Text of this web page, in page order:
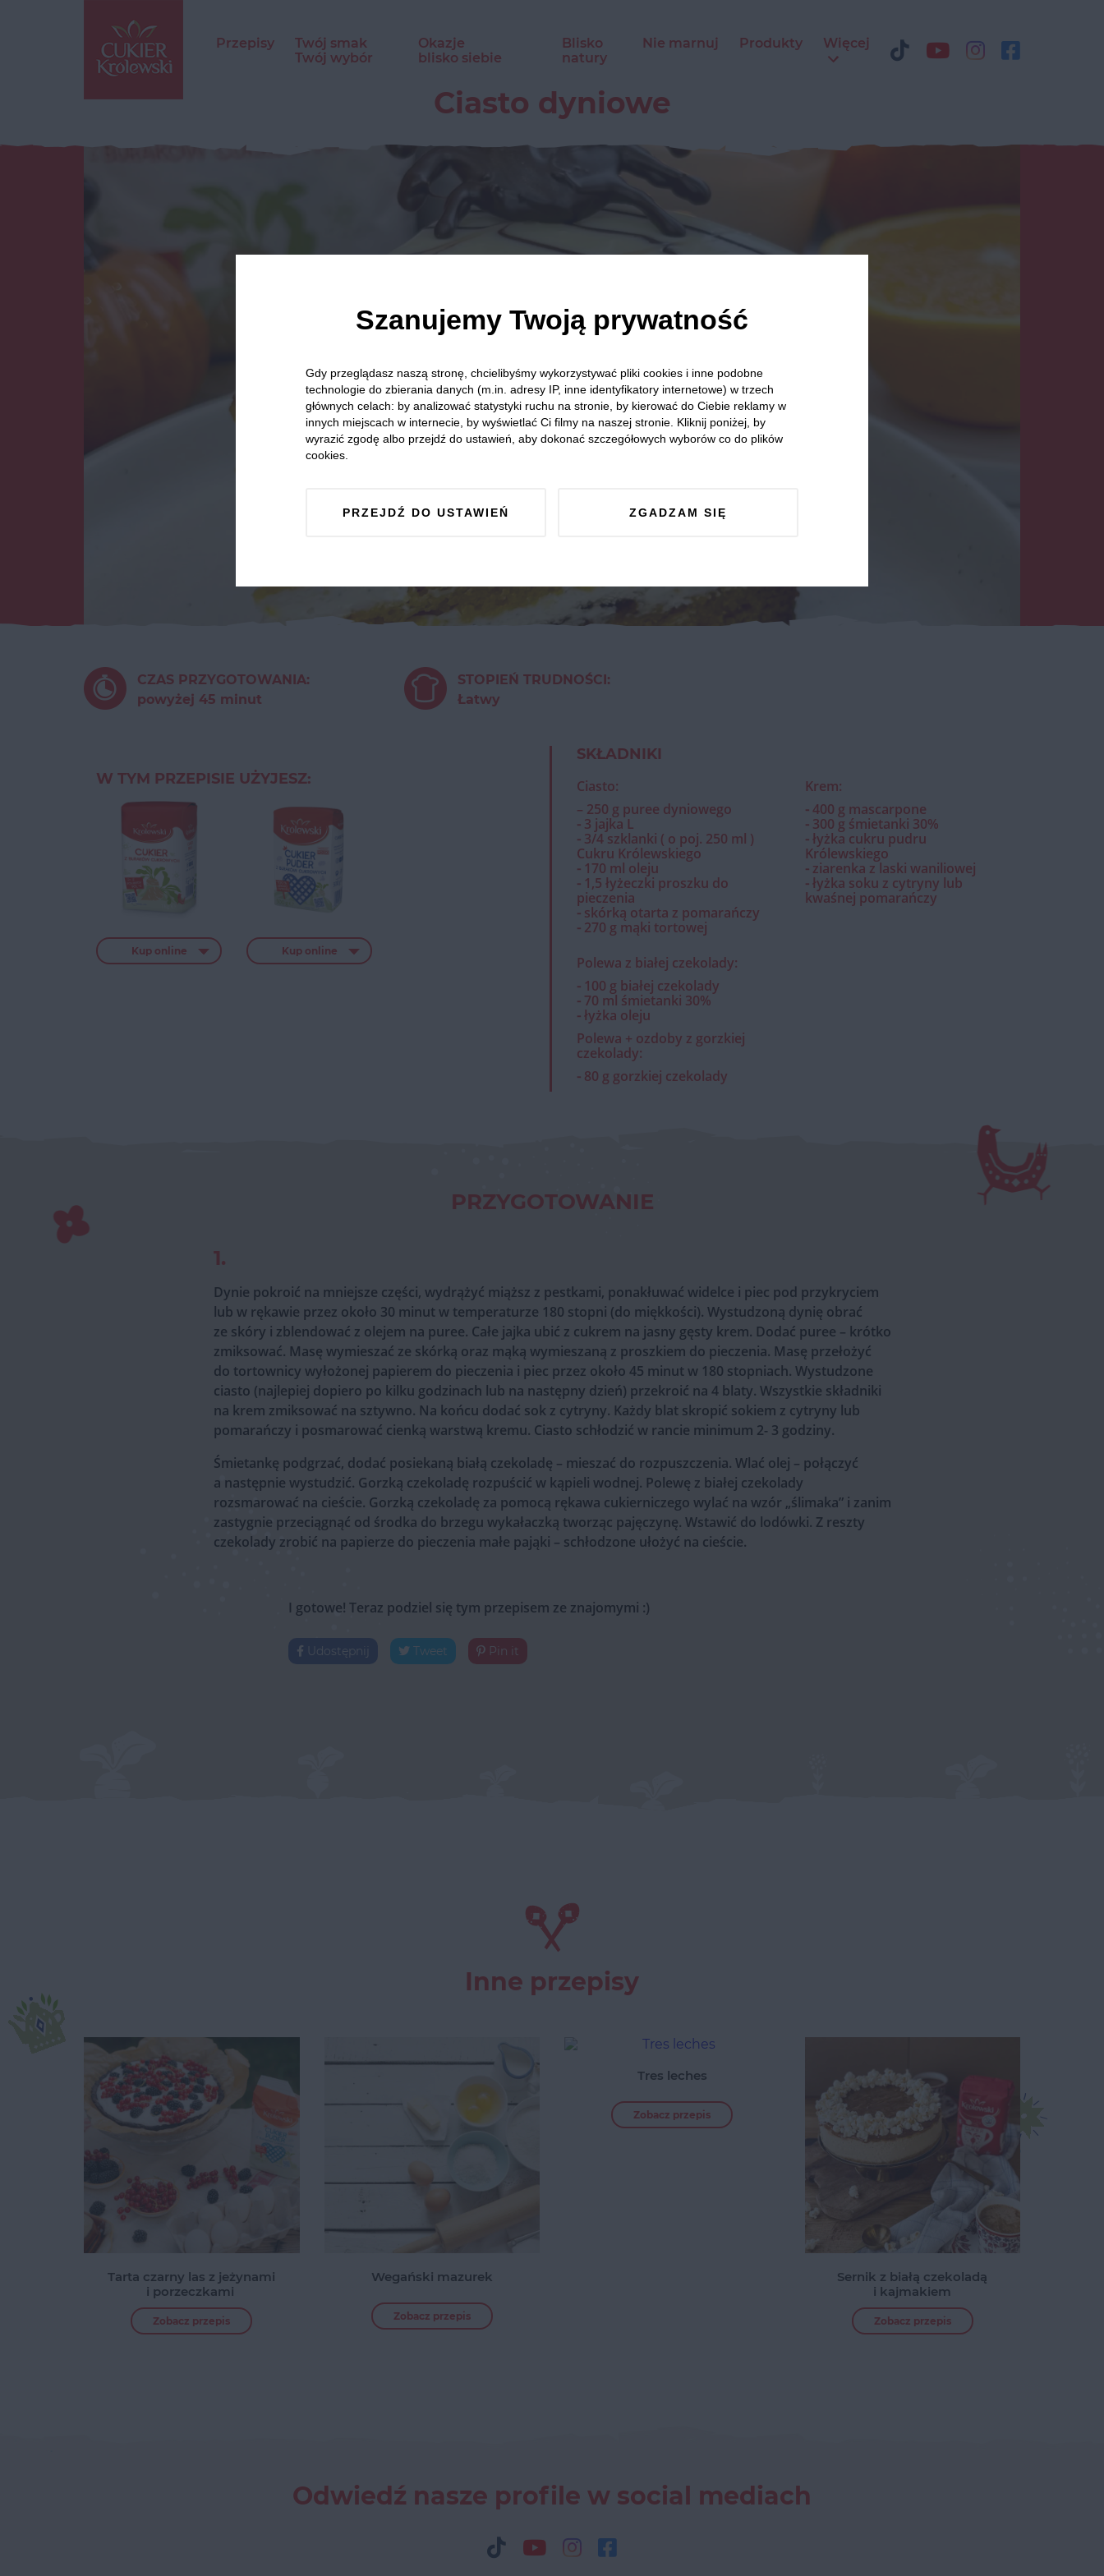
Przepisy
Twój smak
Twój wybór
Okazje
blisko siebie
Blisko
natury
Nie marnuj Produkty Więcej
Ciasto dyniowe
CZAS PRZYGOTOWANIA:
powyżej 45 minut
STOPIEŃ TRUDNOŚCI:
Łatwy
W TYM PRZEPISIE UŻYJESZ:
Kup online Kup online
SKŁADNIKI
Ciasto:
– 250 g puree dyniowego
⁃ 3 jajka L
⁃ 3/4 szklanki ( o poj. 250 ml )
Cukru Królewskiego
⁃ 170 ml oleju
⁃ 1,5 łyżeczki proszku do
pieczenia
⁃ skórką otarta z pomarańczy
⁃ 270 g mąki tortowej
Krem:
⁃ 400 g mascarpone
⁃ 300 g śmietanki 30%
⁃ łyżka cukru pudru
Królewskiego
⁃ ziarenka z laski waniliowej
⁃ łyżka soku z cytryny lub
kwaśnej pomarańczy
Polewa z białej czekolady:
⁃ 100 g białej czekolady
⁃ 70 ml śmietanki 30%
⁃ łyżka oleju
Polewa + ozdoby z gorzkiej
czekolady:
⁃ 80 g gorzkiej czekolady
PRZYGOTOWANIE
1.
Dynie pokroić na mniejsze części, wydrążyć miąższ z pestkami, ponakłuwać widelce i piec pod przykryciem
lub w rękawie przez około 30 minut w temperaturze 180 stopni (do miękkości). Wystudzoną dynię obrać
ze skóry i zblendować z olejem na puree. Całe jajka ubić z cukrem na jasny gęsty krem. Dodać puree – krótko
zmiksować. Masę wymieszać ze skórką oraz mąką wymieszaną z proszkiem do pieczenia. Masę przełożyć
do tortownicy wyłożonej papierem do pieczenia i piec przez około 45 minut w 180 stopniach. Wystudzone
ciasto (najlepiej dopiero po kilku godzinach lub na następny dzień) przekroić na 4 blaty. Wszystkie składniki
na krem zmiksować na sztywno. Na końcu dodać sok z cytryny. Każdy blat skropić sokiem z cytryny lub
pomarańczy i posmarować cienką warstwą kremu. Ciasto schłodzić w rancie minimum 2- 3 godziny.
Śmietankę podgrzać, dodać posiekaną białą czekoladę – mieszać do rozpuszczenia. Wlać olej – połączyć
a następnie wystudzić. Gorzką czekoladę rozpuścić w kąpieli wodnej. Polewę z białej czekolady
rozsmarować na cieście. Gorzką czekoladę za pomocą rękawa cukierniczego wylać na wzór „ślimaka” i zanim
zastygnie przeciągnąć od środka do brzegu wykałaczką tworząc pajęczynę. Wstawić do lodówki. Z reszty
czekolady zrobić na papierze do pieczenia małe pająki – schłodzone ułożyć na cieście.
I gotowe! Teraz podziel się tym przepisem ze znajomymi :)
Udostępnij Tweet Pin it
Inne przepisy
Tarta czarny las z jeżynami
i porzeczkami
Zobacz przepis
Wegański mazurek
Zobacz przepis
Tres leches
Zobacz przepis
Sernik z białą czekoladą
i kajmakiem
Zobacz przepis
Odwiedź nasze profile w social mediach
Szanujemy Twoją prywatność
Gdy przeglądasz naszą stronę, chcielibyśmy wykorzystywać pliki cookies i inne podobne
technologie do zbierania danych (m.in. adresy IP, inne identyfikatory internetowe) w trzech
głównych celach: by analizować statystyki ruchu na stronie, by kierować do Ciebie reklamy w
innych miejscach w internecie, by wyświetlać Ci filmy na naszej stronie. Kliknij poniżej, by
wyrazić zgodę albo przejdź do ustawień, aby dokonać szczegółowych wyborów co do plików
cookies.
PRZEJDŹ DO USTAWIEŃ ZGADZAM SIĘ